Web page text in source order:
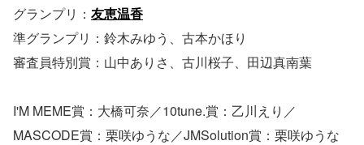
グランプリ： 友恵温香
準グランプリ：鈴木みゆう、古本かほり
審査員特別賞：山中ありさ、古川桜子、田辺真南葉
I'M MEME賞：大橋可奈／10tune.賞：乙川えり／
MASCODE賞：栗咲ゆうな／JMSolution賞：栗咲ゆうな